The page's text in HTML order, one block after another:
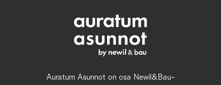
Auratum Asunnot on osa Newil&Bau-